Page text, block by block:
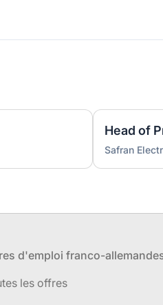
Safran
d'emploi franco-
les offres